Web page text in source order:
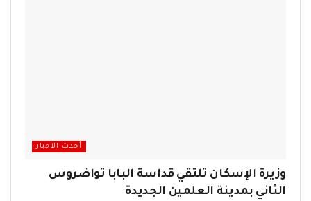
أحدث الاخبار
وزيرة الإسكان تلتقي قداسة البابا تواضروس
الثاني بمدينة العلمين الجديدة